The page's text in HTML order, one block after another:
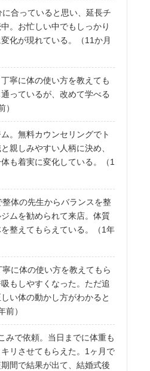
合っていると思い、延長チ
。お忙しい中でもしっかり
化が現れている。（11か月
寧に体の使い方を教えても
っているが、改めて学べる
）
。無料カウンセリングでト
親しみやすい人柄に決め、
も着実に変化している。（1
体の先生からバランスを整
ムを勧められて来店。体質
整えてもらえている。（1年
に体の使い方を教えてもら
もしやすくなった。ただ追
い体の動かし方がわかると
前）
みで依頼。当日までに体重も
リさせてもらえた。1ヶ月で
間で結果が出て、結婚式後